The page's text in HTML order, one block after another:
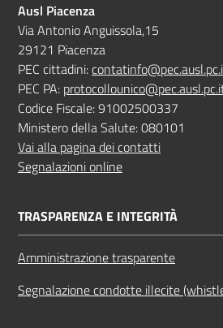
Ausl Piacenza
Via Antonio Anguissola,15
29121 Piacenza
PEC cittadini:
PEC PA:
Codice Fiscale: 91002500337
Ministero della Salute: 080101
Vai alla pagina dei contatti
Segnalazioni online
TRASPARENZA E INTEGRITÀ
Amministrazione trasparente
Segnalazione condotte illecite